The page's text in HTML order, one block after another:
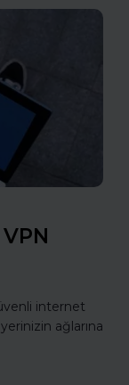
internet
ağlarına